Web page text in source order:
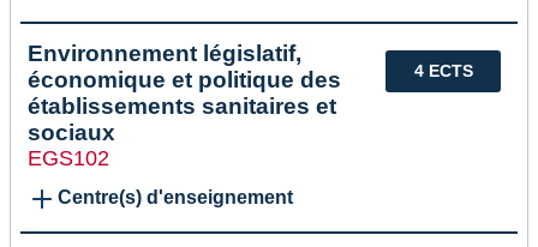
4 ECTS
Environnement législatif,
économique et politique des
établissements sanitaires et
sociaux
EGS102
Centre(s) d'enseignement